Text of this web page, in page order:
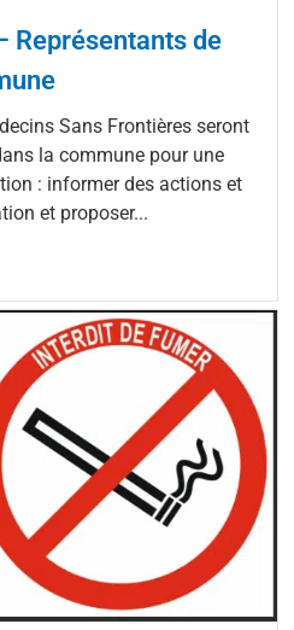
Représentants de
Sans Frontières seront
la commune pour une
: informer des actions et
et proposer...